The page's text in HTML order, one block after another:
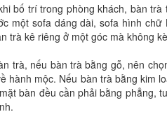
bố trí trong phòng khách, bàn
một sofa dáng dài, sofa hình
trà kê riêng ở một góc mà không
trà, nếu bàn trà bằng gỗ, nên
hành mộc. Nếu bàn trà bằng kim
bàn đều cần phải bằng phẳng,